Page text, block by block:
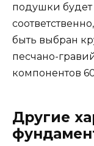
подушки будет
быть выбран
песчано-
компонентов
Другие